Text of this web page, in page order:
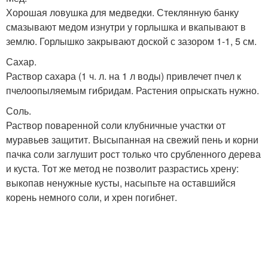
Хорошая ловушка для медведки. Стеклянную банку
смазывают медом изнутри у горлышка и вкапывают в
землю. Горлышко закрывают доской с зазором 1-1, 5 см.
Сахар.
Раствор сахара (1 ч. л. на 1 л воды) привлечет пчел к
пчелоопыляемым гибридам. Растения опрыскать нужно.
Соль.
Раствор поваренной соли клубничные участки от
муравьев защитит. Высыпанная на свежий пень и корни
пачка соли заглушит рост только что срубленного дерева
и куста. Тот же метод не позволит разрастись хрену:
выкопав ненужные кусты, насыпьте на оставшийся
корень немного соли, и хрен погибнет.